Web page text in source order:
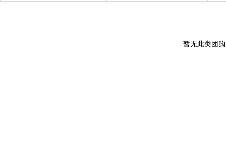
暂无此类团